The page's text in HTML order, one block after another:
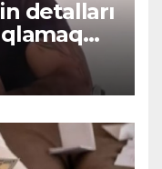
detalları